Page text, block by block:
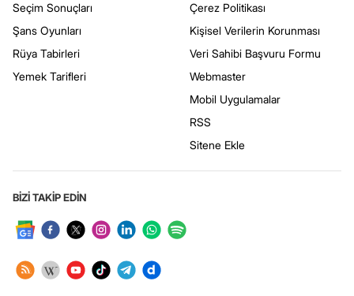
Seçim Sonuçları
Şans Oyunları
Rüya Tabirleri
Yemek Tarifleri
Çerez Politikası
Kişisel Verilerin Korunması
Veri Sahibi Başvuru Formu
Webmaster
Mobil Uygulamalar
RSS
Sitene Ekle
BİZİ TAKİP EDİN